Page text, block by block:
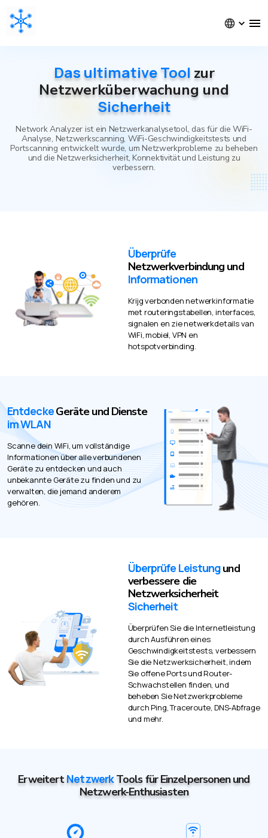
Das ultimative Tool zur
Netzwerküberwachung und
Sicherheit
Network Analyzer ist ein Netzwerkanalysetool, das für die WiFi-
Analyse, Netzwerkscanning, WiFi-Geschwindigkeitstests und
Portscanning entwickelt wurde, um Netzwerkprobleme zu beheben
und die Netzwerksicherheit, Konnektivität und Leistung zu
verbessern.
Überprüfe
Netzwerkverbindung und
Informationen
Krijg verbonden netwerkinformatie
met routeringstabellen, interfaces,
signalen en zie netwerkdetails van
WiFi, mobiel, VPN en
hotspotverbinding.
EntdeckeGeräte und Dienste
im WLAN
Scanne dein WiFi, um vollständige
Informationen über alle verbundenen
Geräte zu entdecken und auch
unbekannte Geräte zu finden und zu
verwalten, die jemand anderem
gehören.
Überprüfe Leistungund
verbessere die
Netzwerksicherheit
Sicherheit
Überprüfen Sie die Internetleistung
durch Ausführen eines
Geschwindigkeitstests, verbessern
Sie die Netzwerksicherheit, indem
Sie offene Ports und Router-
Schwachstellen finden, und
beheben Sie Netzwerkprobleme
durch Ping, Traceroute, DNS-Abfrage
und mehr.
ErweitertNetzwerk Tools für Einzelpersonen und
Netzwerk-Enthusiasten